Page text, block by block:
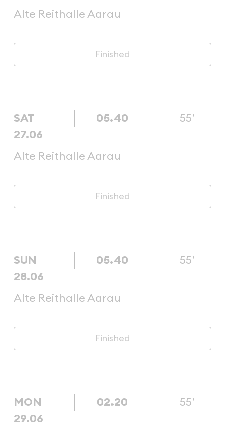
Alte Reithalle Aarau
Finished
SAT
27.06
05.40 55’
Alte Reithalle Aarau
Finished
SUN
28.06
05.40 55’
Alte Reithalle Aarau
Finished
MON
29.06
02.20 55’